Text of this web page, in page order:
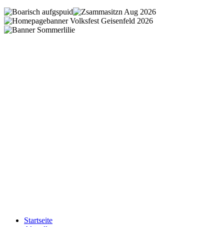
Startseite